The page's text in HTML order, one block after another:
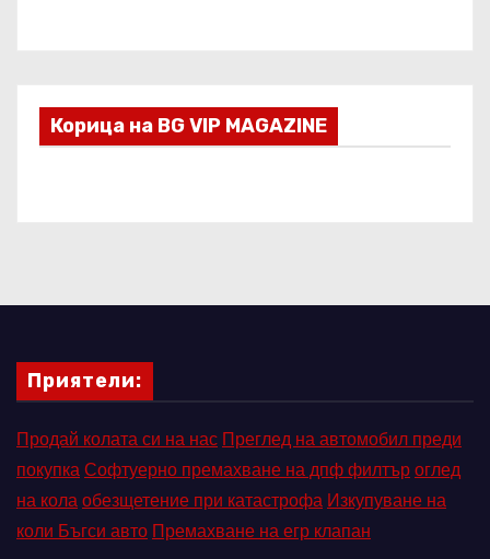
Корица на BG VIP MAGAZINE
Приятели:
Продай колата си на нас Преглед на автомобил преди
покупкаСофтуерно премахване на дпф филтъроглед
на колаобезщетение при катастрофа Изкупуване на
коли Бъгси авто Премахване на егр клапан